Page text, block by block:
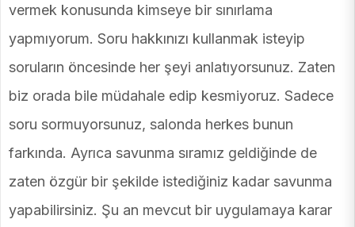
vermek konusunda kimseye bir sınırlama
yapmıyorum. Soru hakkınızı kullanmak isteyip
soruların öncesinde her şeyi anlatıyorsunuz. Zaten
biz orada bile müdahale edip kesmiyoruz. Sadece
soru sormuyorsunuz, salonda herkes bunun
farkında. Ayrıca savunma sıramız geldiğinde de
zaten özgür bir şekilde istediğiniz kadar savunma
yapabilirsiniz. Şu an mevcut bir uygulamaya karar